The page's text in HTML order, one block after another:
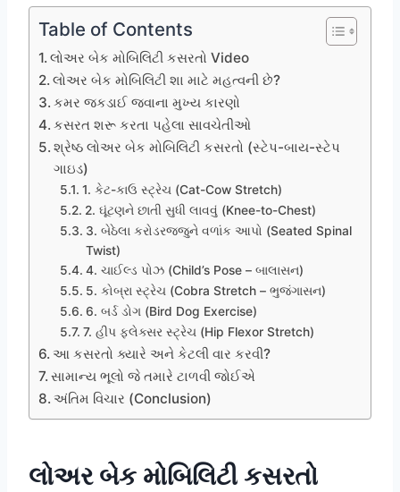
Table of Contents
લોઅર બેક મોબિલિટી કસરતો Video
લોઅર બેક મોબિલિટી શા માટે મહત્વની છે?
કમર જકડાઈ જવાના મુખ્ય કારણો
કસરત શરૂ કરતા પહેલા સાવચેતીઓ
શ્રેષ્ઠ લોઅર બેક મોબિલિટી કસરતો (સ્ટેપ-બાય-સ્ટેપ
ગાઇડ)
1. કેટ-કાઉ સ્ટ્રેચ (Cat-Cow Stretch)
2. ઘૂંટણને છાતી સુધી લાવવું (Knee-to-Chest)
3. બેઠેલા કરોડરજ્જુને વળાંક આપો (Seated Spinal
Twist)
4. ચાઈલ્ડ પોઝ (Child’s Pose – બાલાસન)
5. કોબ્રા સ્ટ્રેચ (Cobra Stretch – ભુજંગાસન)
6. બર્ડ ડોગ (Bird Dog Exercise)
7. હીપ ફ્લેક્સર સ્ટ્રેચ (Hip Flexor Stretch)
આ કસરતો ક્યારે અને કેટલી વાર કરવી?
સામાન્ય ભૂલો જે તમારે ટાળવી જોઈએ
અંતિમ વિચાર (Conclusion)
લોઅર બેક મોબિલિટી કસરતો